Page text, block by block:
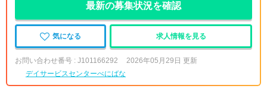
最新の募集状況を確認
気になる 求人情報を見る
お問い合わせ番号 : J101166292
2026年05月29日 更新
デイサービスセンターべにばな